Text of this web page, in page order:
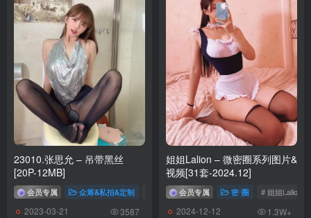
127MB]
[YITUYU艺图语]2026.01.21 与自然共振[56P／95MB]
[YITUYU艺图语]2026.01.21 一梦千年 简小橙[33P／546MB]
[7.16]
[YITUYU艺图语]2026.01.21 蓝调 土豆[24P／98MB]
[YITUYU艺图语]2026.01.21 冬日暖阳 嫣然[20P／130MB]
[YITUYU艺图语]2026.01.21 不辜负眼前季节 俏皮明制 欺负饭粒的米
粒[14P／199MB]
[YITUYU艺图语]2026.01.20 花无重开日 明制少女 阿福[12P／
161MB]
23010.张思允 – 吊带黑丝
[20P-12MB]
会员专属 众筹&私拍&定制 # 张思允 # 张思允私拍
2023-03-21 3587
姐姐Lalion – 微密圈系列图片&
视频[31套-2024.12]
会员专属 密⋅圈 # 姐姐Lalion
2024-12-12 1.3W+